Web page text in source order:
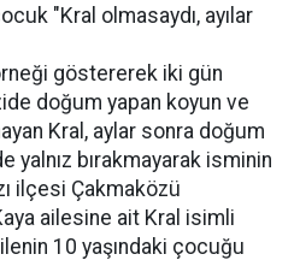
"Kral olmasaydı, ayılar
göstererek iki gün
doğum yapan koyun ve
Kral, aylar sonra doğum
yalnız bırakmayarak isminin
ilçesi Çakmaközü
ailesine ait Kral isimli
10 yaşındaki çocuğu